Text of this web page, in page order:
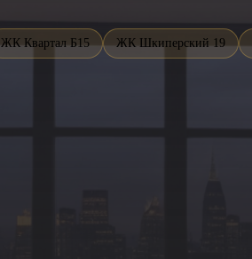
ЖК Квартал Б15 ЖК Шкиперский 19